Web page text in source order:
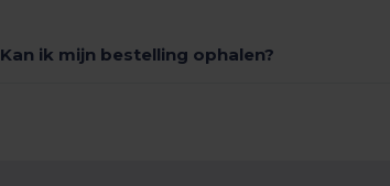
Kan ik mijn bestelling ophalen?